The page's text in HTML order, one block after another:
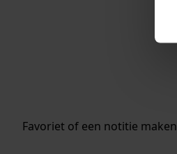
Favoriet of een notitie maken